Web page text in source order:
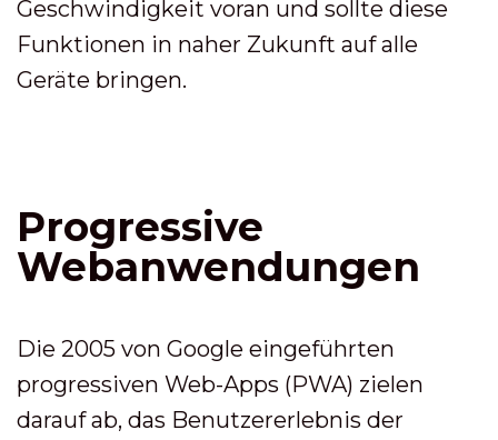
Geschwindigkeit voran und sollte diese
Funktionen in naher Zukunft auf alle
Geräte bringen.
Progressive
Webanwendungen
Die 2005 von Google eingeführten
progressiven Web-Apps (PWA) zielen
darauf ab, das Benutzererlebnis der